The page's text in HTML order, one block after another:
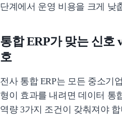
단계에서 운영 비용을 크게 낮
통합 ERP가 맞는 신호
호
전사 통합 ERP는 모든 중소기
형이 효과를 내려면 데이터 통
역량 3가지 조건이 갖춰져야